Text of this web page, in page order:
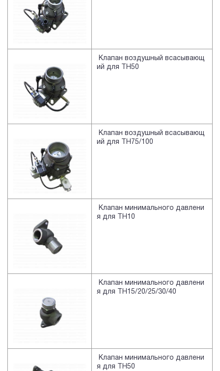
Клапан воздушный всасывающ
ий для TH50
Клапан воздушный всасывающ
ий для TH75/100
Клапан минимального давлени
я для TH10
Клапан минимального давлени
я для TH15/20/25/30/40
Клапан минимального давлени
я для TH50